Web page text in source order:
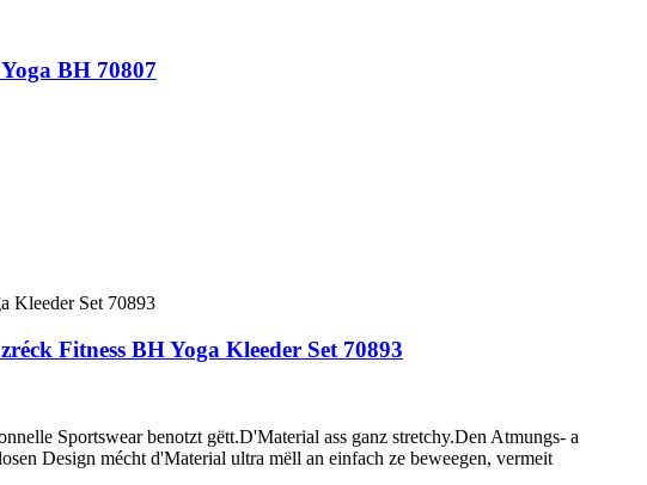
BH 70807
Fitness BH Yoga Kleeder Set 70893
Sportswear benotzt gëtt.D'Material ass ganz stretchy.Den Atmungs- a
Design mécht d'Material ultra mëll an einfach ze beweegen, vermeit